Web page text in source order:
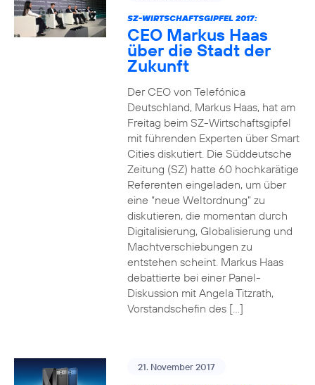
SZ-WIRTSCHAFTSGIPFEL 2017:
CEO Markus Haas
über die Stadt der
Zukunft
Der CEO von Telefónica
Deutschland, Markus Haas, hat am
Freitag beim SZ-Wirtschaftsgipfel
mit führenden Experten über Smart
Cities diskutiert. Die Süddeutsche
Zeitung (SZ) hatte 60 hochkarätige
Referenten eingeladen, um über
eine “neue Weltordnung” zu
diskutieren, die momentan durch
Digitalisierung, Globalisierung und
Machtverschiebungen zu
entstehen scheint. Markus Haas
debattierte bei einer Panel-
Diskussion mit Angela Titzrath,
Vorstandschefin des […]
21. November 2017